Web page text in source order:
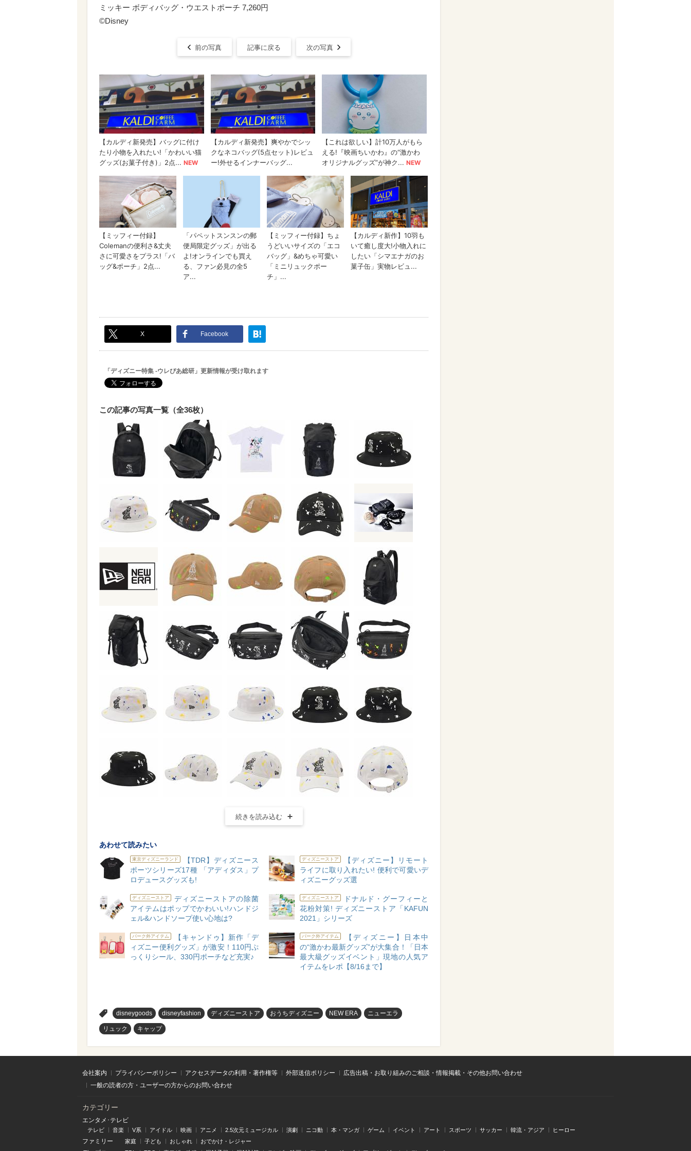
ミッキー ボディバッグ・ウエストポーチ 7,260円
©Disney
前の写真 記事に戻る 次の写真
X Facebook
「ディズニー特集 -ウレぴあ総研」更新情報が受け取れます
この記事の写真一覧（全36枚）
続きを読み込む
あわせて読みたい
東京ディズニーランド
【TDR】ディズニース
ポーツシリーズ17種 「アディダス」プ
ロデュースグッズも!
ディズニーストア
【ディズニー】リモート
ライフに取り入れたい! 便利で可愛いデ
ィズニーグッズ選
ディズニーストア
ディズニーストアの除菌
アイテムはポップでかわいい!ハンドジ
ェル&ハンドソープ使い心地は?
ディズニーストア
ドナルド・グーフィーと
花粉対策! ディズニーストア「KAFUN
2021」シリーズ
パーク外アイテム
【キャンドゥ】新作「デ
ィズニー便利グッズ」が激安！110円ぷ
っくりシール、330円ポーチなど充実♪
パーク外アイテム
【ディズニー】日本中
の“激かわ最新グッズ”が大集合！「日本
最大級グッズイベント」現地の人気ア
イテムをレポ【8/16まで】
disneygoods disneyfashion ディズニーストア おうちディズニー NEW ERA ニューエラ
リュック キャップ
会社案内 プライバシーポリシー アクセスデータの利用・著作権等 外部送信ポリシー
広告出稿・お取り組みのご相談・情報掲載・その他お問い合わせ
一般の読者の方・ユーザーの方からのお問い合わせ
カテゴリー
エンタメ･テレビ
テレビ 音楽 V系 アイドル 映画 アニメ 2.5次元ミュージカル 演劇 ニコ動 本・マンガ ゲーム イベント アート スポーツ サッカー 韓流・アジア ヒーロー
ファミリー 家庭 子ども おしゃれ おでかけ・レジャー